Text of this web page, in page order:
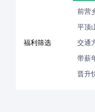
前营
平顶
福利筛选 交通
带薪
晋升